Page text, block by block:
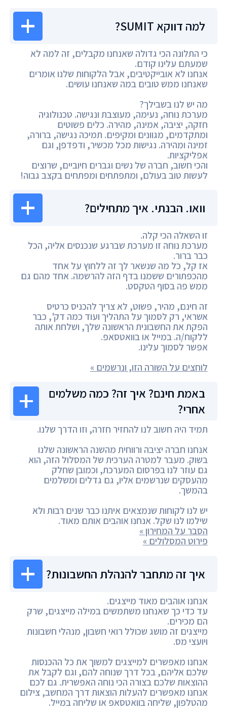
למה דווקא SUMIT?
כי התלונה הכי גדולה שאנחנו מקבלים, זה למה לא
שמעתם עלינו קודם.
אנחנו לא אובייקטיבים, אבל הלקוחות שלנו אומרים
שאנחנו ממש טובים במה שאנחנו עושים.
מה יש לנו בשבילך?
מערכת נוחה, נעימה, מעוצבת ונגישה. טכנולוגיה
חזקה, יציבה, אמינה, מהירה. כלים פשוטים
ומתקדמים, מגוונים ומקיפים. תמיכה נגישה, ברורה,
זמינה ומהירה. נגישות מכל מכשיר, ודפדפן, וגם
אפליקציות.
והכי חשוב, חברה של נשים וגברים חיוביים, שרוצים
לעשות טוב בעולם, ומתפתחים ומפתחים בקצב גבוה!
וואו. הבנתי. איך מתחילים?
זו השאלה הכי קלה.
מערכת נוחה זו מערכת שברגע שנכנסים אליה, הכל
כבר ברור.
אז קל, כל מה שנשאר לך זה ללחוץ על אחד
מהכפתורים ששמנו בדף הזה להרשמה. אחד מהם גם
ממש פה בסוף הטקסט.
זה חינם, מהיר, פשוט, לא צריך להכניס כרטיס
אשראי, רק לסמוך על התהליך ועוד כמה דק', כבר
הפקת את החשבונית הראשונה שלך, ושלחת אותה
ללקוח/ה. במייל או בוואטסאפ.
אפשר לסמוך עלינו.
לוחצים על השורה הזו, ונרשמים »
באמת חינם? איך זה? כמה משלמים
אחרי?
תמיד היה חשוב לנו להחזיר חזרה, וזו הדרך שלנו.
אנחנו חברה יציבה ורווחית מהשנה הראשונה שלנו
בשוק. מעבר למטרה הערכית של המסלול הזה, הוא
גם עוזר לנו בפרסום המערכת, וכמובן שחלק
מהעסקים שנרשמים אליו, גם גדלים ומשלמים
בהמשך.
יש לנו לקוחות שנמצאים איתנו כבר שנים רבות ולא
שילמו לנו שקל. אנחנו אוהבים אותם מאוד.
הסבר על המחירון »
פירוט המסלולים »
איך זה מתחבר להנהלת החשבונות?
אנחנו אוהבים מאוד מייצגים.
עד כדי כך שאנחנו משתמשים במילה מייצגים, שרק
הם מכירים.
מייצגים זה מושג שכולל רואי חשבון, מנהלי חשבונות
ויועצי מס.
אנחנו מאפשרים למייצגים למשוך את כל ההכנסות
שלכם אליהם, בכל דרך שנוחה להם, וגם לקבל את
ההוצאות שלכם בצורה הכי נוחה האפשרית. גם לכם
אנחנו מאפשרים להעלות הוצאות דרך המחשב, צילום
מהטלפון, שליחה בוואטסאפ או שליחה במייל.